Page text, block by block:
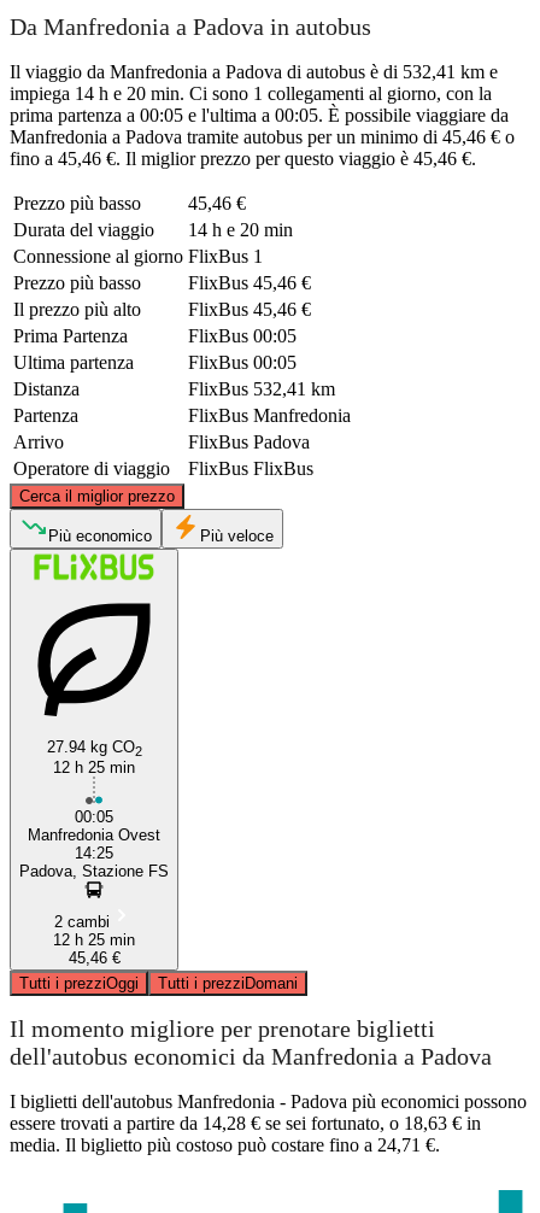
Da Manfredonia a Padova in autobus
Il viaggio da Manfredonia a Padova di autobus è di 532,41 km e
impiega 14 h e 20 min. Ci sono 1 collegamenti al giorno, con la
prima partenza a 00:05 e l'ultima a 00:05. È possibile viaggiare da
Manfredonia a Padova tramite autobus per un minimo di 45,46 € o
fino a 45,46 €. Il miglior prezzo per questo viaggio è 45,46 €.
Prezzo più basso
45,46 €
Durata del viaggio
14 h e 20 min
Connessione al giorno FlixBus 1
Prezzo più basso
FlixBus 45,46 €
Il prezzo più alto
FlixBus 45,46 €
Prima Partenza
FlixBus 00:05
Ultima partenza
FlixBus 00:05
Distanza
FlixBus 532,41 km
Partenza
FlixBus Manfredonia
Arrivo
FlixBus Padova
Operatore di viaggio
FlixBus FlixBus
Cerca il miglior prezzo
Padua
©CARTO
Più economico Più veloce
27.94 kg CO2
12 h 25 min
00:05
Manfredonia Ovest
14:25
Padova, Stazione FS
2 cambi
12 h 25 min
45,46 €
Tutti i prezziOggi Tutti i prezziDomani
Il momento migliore per prenotare biglietti
dell'autobus economici da Manfredonia a Padova
I biglietti dell'autobus Manfredonia - Padova più economici possono
essere trovati a partire da 14,28 € se sei fortunato, o 18,63 € in
media. Il biglietto più costoso può costare fino a 24,71 €.